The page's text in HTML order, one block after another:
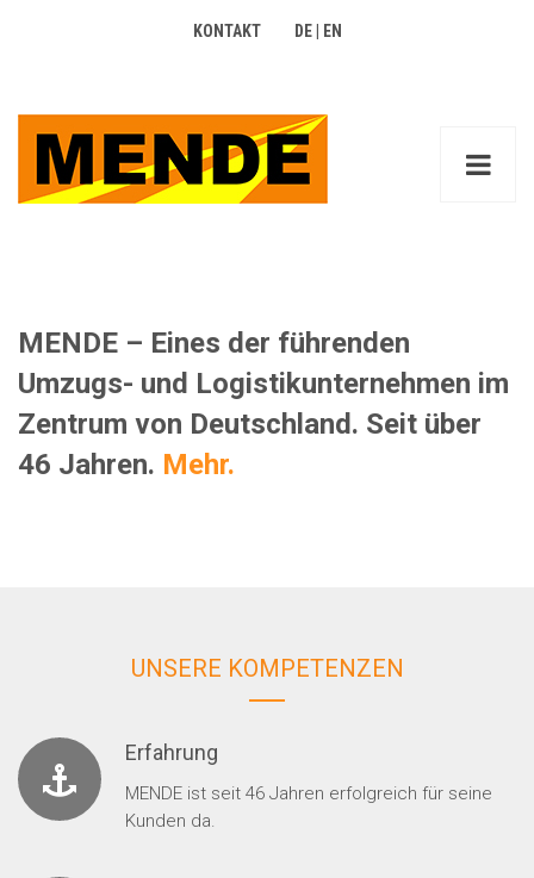
KONTAKT DE| EN
MENDE – Eines der führenden
Umzugs- und Logistikunternehmen im
Zentrum von Deutschland. Seit über
46 Jahren. Mehr.
UNSERE KOMPETENZEN
Erfahrung
MENDE ist seit 46 Jahren erfolgreich für seine
Kunden da.